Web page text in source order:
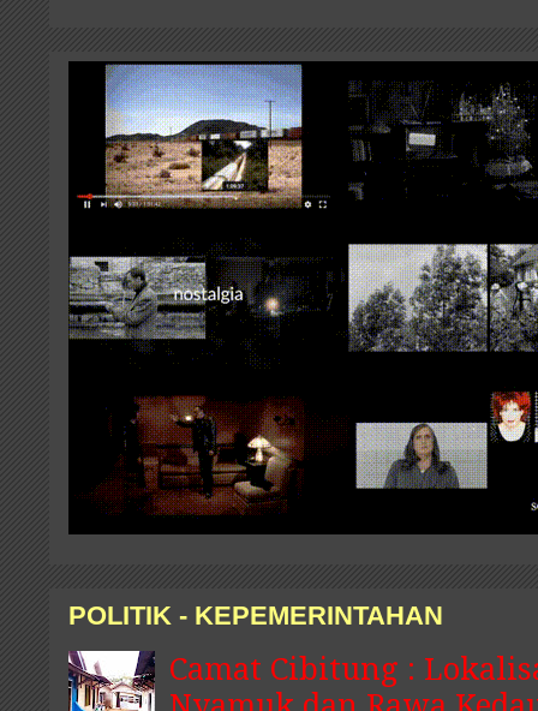
POLITIK - KEPEMERINTAHAN
Camat Cibitung :